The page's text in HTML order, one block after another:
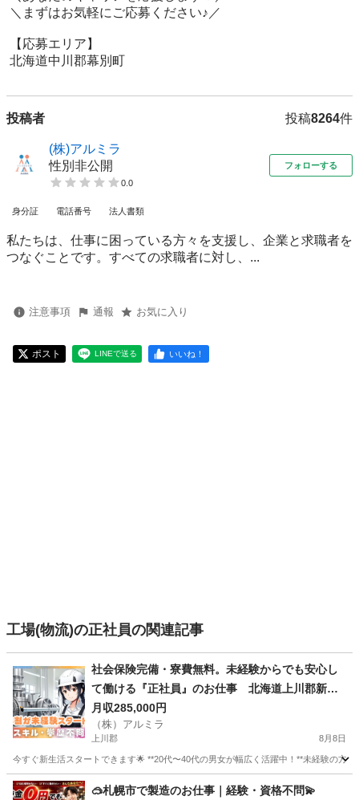
北海道中川郡幕別町
投稿者 投稿8264件
(株)アルミラ
性別非公開
0.0
フォローする
身分証 電話番号 法人書類
私たちは、仕事に困っている方々を支援し、企業と求職者を
つなぐことです。すべての求職者に対し、...
注意事項 通報 お気に入り
ポスト LINEで送る いいね！
工場(物流)の正社員の関連記事
社会保険完備・寮費無料。未経験からでも安心し
て働ける『正社員』のお仕事 北海道上川郡新得
町
月収285,000円
（株）アルミラ
上川郡 8月8日
今すぐ新生活スタートできます🌟 **20代〜40代の男女が幅広く活躍中！**未経験の
北海道 上川郡 工場 未経験
🥽札幌市で製造のお仕事｜経験・資格不問💫